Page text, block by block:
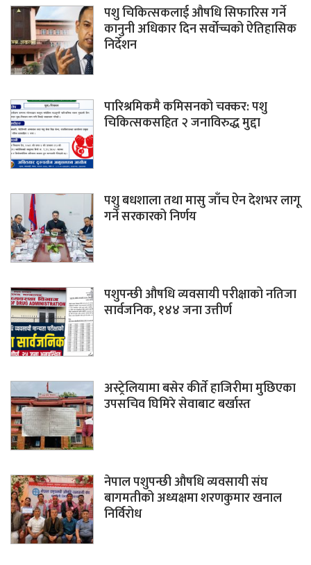
पशु चिकित्सकलाई औषधि सिफारिस गर्ने
कानुनी अधिकार दिन सर्वोच्चको ऐतिहासिक
निर्देशन
पारिश्रमिकमै कमिसनको चक्कर: पशु
चिकित्सकसहित २ जनाविरुद्ध मुद्दा
पशु बधशाला तथा मासु जाँच ऐन देशभर लागू
गर्ने सरकारको निर्णय
पशुपन्छी औषधि व्यवसायी परीक्षाको नतिजा
सार्वजनिक, १४४ जना उत्तीर्ण
अस्ट्रेलियामा बसेर कीर्ते हाजिरीमा मुछिएका
उपसचिव घिमिरे सेवाबाट बर्खास्त
नेपाल पशुपन्छी औषधि व्यवसायी संघ
बागमतीको अध्यक्षमा शरणकुमार खनाल
निर्विरोध